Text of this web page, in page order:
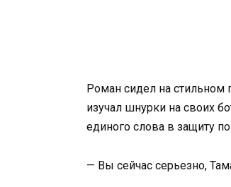
Роман сидел на стильном
изучал шнурки на своих
единого слова в защиту
— Вы сейчас серьезно,